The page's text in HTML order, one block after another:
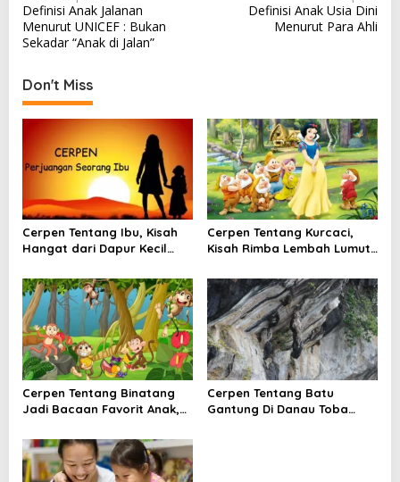
o
s
t
n
a
v
i
g
a
t
i
o
n
Definisi Anak Jalanan
Menurut UNICEF : Bukan
Sekadar “Anak di Jalan”
Definisi Anak Usia Dini
Menurut Para Ahli
Don't Miss
Cerpen Tentang Ibu, Kisah
Hangat dari Dapur Kecil
Pulang
Cerpen Tentang Kurcaci,
Kisah Rimba Lembah Lumut
Cerpen Tentang Binatang
Jadi Bacaan Favorit Anak,
Cerpen Tentang Batu
Gantung Di Danau Toba